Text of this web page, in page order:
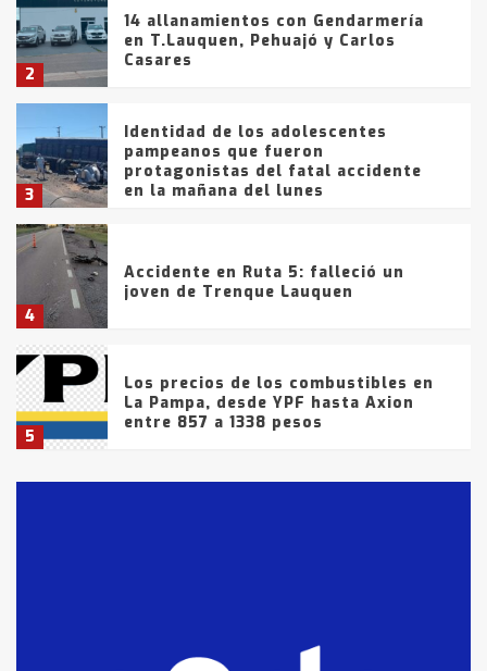
2
14 allanamientos con Gendarmería
en T.Lauquen, Pehuajó y Carlos
Casares
3
Identidad de los adolescentes
pampeanos que fueron
protagonistas del fatal accidente
en la mañana del lunes
4
Accidente en Ruta 5: falleció un
joven de Trenque Lauquen
5
Los precios de los combustibles en
La Pampa, desde YPF hasta Axion
entre 857 a 1338 pesos
fueron detenidos por